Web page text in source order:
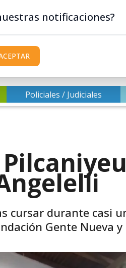
Policiales / Judiciales
cursar durante casi
Gente Nueva y
notificaciones?